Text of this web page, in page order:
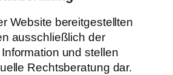
Website bereitgestellten
ausschließlich der
und stellen
Rechtsberatung dar.